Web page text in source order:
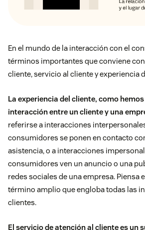
En el mundo de la interacción con el
términos importantes que conviene
cliente, servicio al cliente y experiencia
La experiencia del cliente, como
interacción entre un cliente y una
referirse a interacciones
consumidores se ponen en contacto
asistencia, o a interacciones
consumidores ven un anuncio o una
redes sociales de una empresa. Piensa
término amplio que engloba todas las
clientes.
El servicio de atención al cliente es un